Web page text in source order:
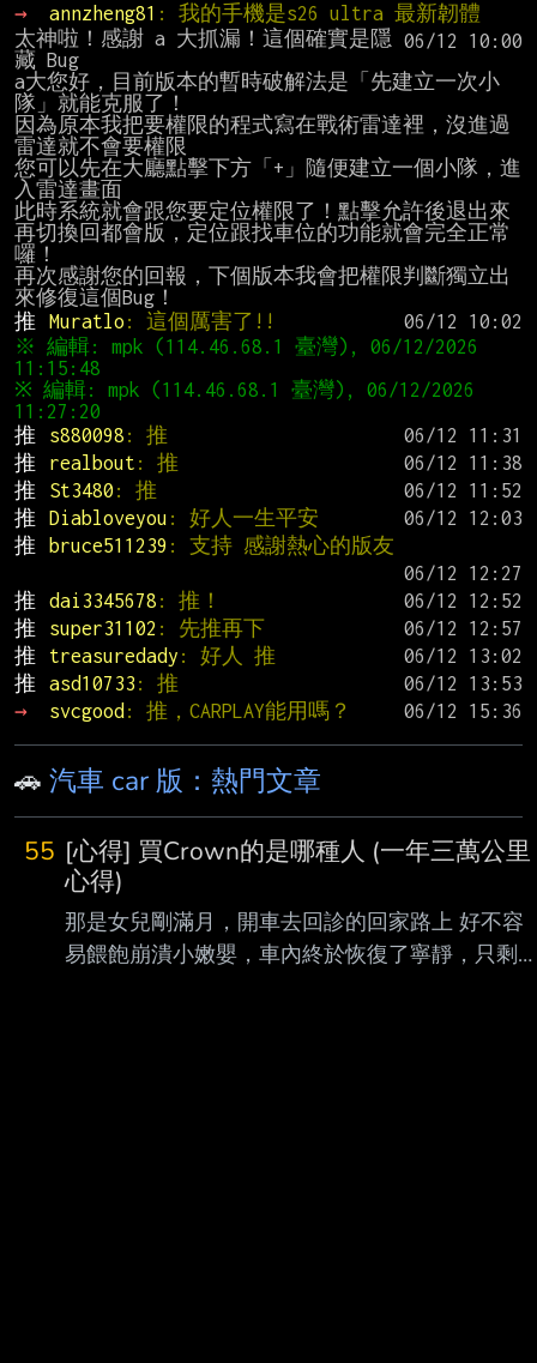
→ annzheng81 : 我的手機是s26 ultra 最新韌體
太神啦！感謝 a 大抓漏！這個確實是隱
藏 Bug
a大您好，目前版本的暫時破解法是「先建立一次小
隊」就能克服了！
因為原本我把要權限的程式寫在戰術雷達裡，沒進過
雷達就不會要權限
您可以先在大廳點擊下方「+」隨便建立一個小隊，進
入雷達畫面
此時系統就會跟您要定位權限了！點擊允許後退出來
再切換回都會版，定位跟找車位的功能就會完全正常
囉！
再次感謝您的回報，下個版本我會把權限判斷獨立出
推
Muratlo : 這個厲害了!!
※ 編輯: mpk (114.46.68.1 臺灣), 06/12/2026
※ 編輯: mpk (114.46.68.1 臺灣), 06/12/2026
推
s880098 : 推
推
realbout : 推
推
St3480 : 推
推
Diabloveyou : 好人一生平安
推
bruce511239 : 支持 感謝熱心的版友
推
dai3345678 : 推！
推
super31102 : 先推再下
推
treasuredady : 好人 推
推
asd10733 : 推
→
svcgood : 推，CARPLAY能用嗎？
🚗 汽車 car 版：熱門文章
55 [心得] 買Crown的是哪種人 (一年三萬公里
心得)
那是女兒剛滿月，開車去回診的回家路上 好不容
易餵飽崩潰小嫩嬰，車內終於恢復了寧靜，只剩